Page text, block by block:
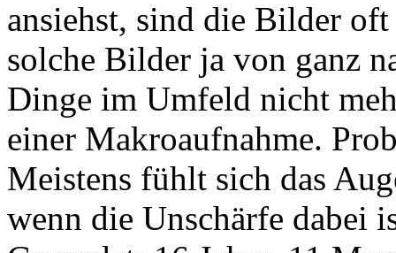
ansiehst, sind die Bilder
solche Bilder ja von ganz
Dinge im Umfeld nicht
einer Makroaufnahme.
Meistens fühlt sich das
wenn die Unschärfe dabei